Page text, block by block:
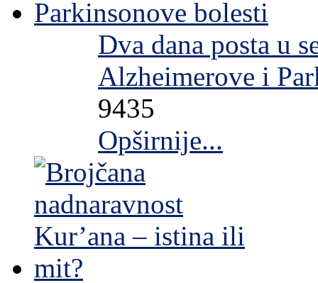
Dva dana posta u
Alzheimerove i
9435
Opširnije...